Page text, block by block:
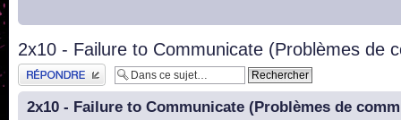
2x10 - Failure to Communicate (Problèmes de
Publier une réponse
2x10 - Failure to Communicate (Problèmes de